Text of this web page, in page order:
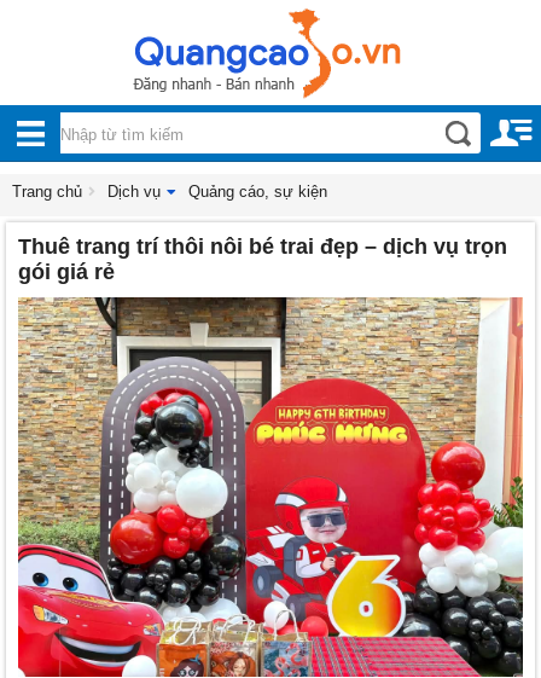
BỘ
DANH
MỤC
Nội, ngoại thất
Điện thoại, Viễn thông
Dịch vụ
Công nghiệp, xây dựng
Trang chủ Dịch vụ Quảng cáo, sự kiện
Thuê trang trí thôi nôi bé trai đẹp – dịch vụ trọn
gói giá rẻ